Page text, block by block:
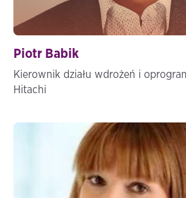
Piotr Babik
Kierownik działu wdrożeń i
Hitachi